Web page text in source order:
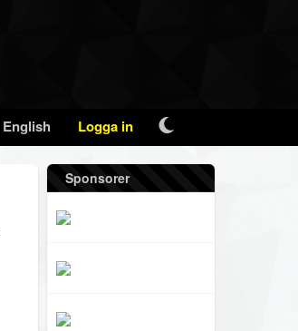
English Logga in
Sponsorer